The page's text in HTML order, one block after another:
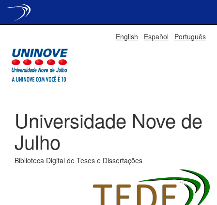
English Español Português
Universidade Nove de
Julho
Biblioteca Digital de Teses e Dissertações